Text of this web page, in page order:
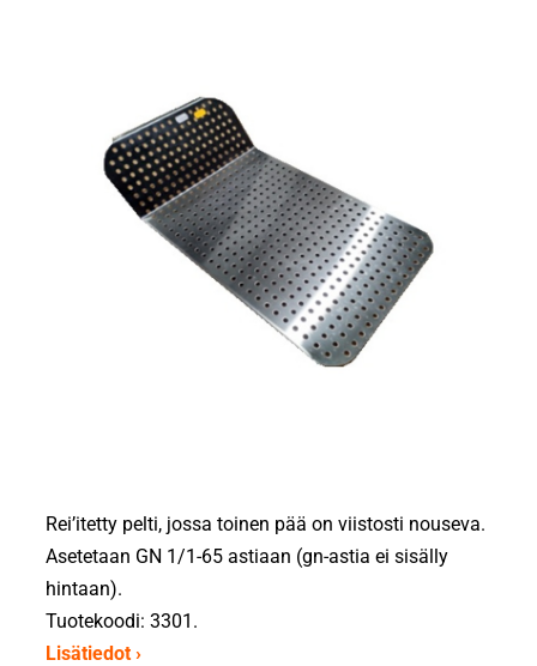
Rei’itetty pelti, jossa toinen pää on viistosti nouseva.
Asetetaan GN 1/1-65 astiaan (gn-astia ei sisälly
hintaan).
Tuotekoodi: 3301.
Lisätiedot ›